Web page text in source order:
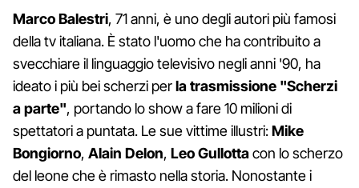
MarcoBalestri, 71 anni, è uno degli autori più famosi
della tv italiana. È stato l'uomo che ha contribuito a
svecchiare il linguaggio televisivo negli anni '90, ha
ideato i più bei scherzi perla trasmissione "Scherzi
a parte", portando lo show a fare 10 milioni di
spettatori a puntata. Le sue vittime illustri:Mike
Bongiorno, Alain Delon, LeoGullottacon lo scherzo
del leone che è rimasto nella storia. Nonostante i